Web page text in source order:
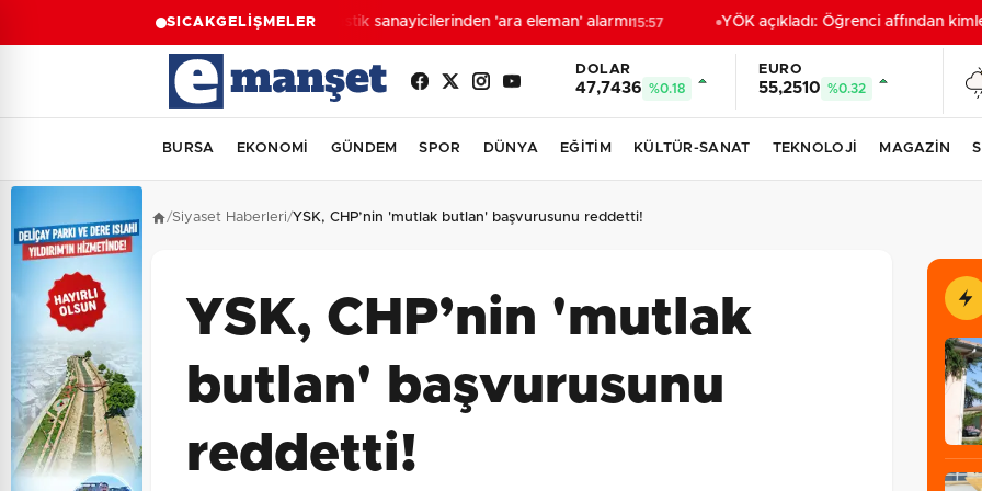
SICAKGELİŞMELERPlastik sanayicilerinden 'ara eleman' alarmı15:57 YÖK açıkladı: Öğrenci affından
DOLAR
47,7436 %0.18
EURO
55,2510 %0.32
BURSA EKONOMİ GÜNDEM SPOR DÜNYA EĞİTİM KÜLTÜR-SANAT TEKNOLOJİ MAGAZİN
/Siyaset Haberleri/YSK, CHP’nin 'mutlak butlan' başvurusunu reddetti!
YSK, CHP’nin 'mutlak
butlan' başvurusunu
reddetti!